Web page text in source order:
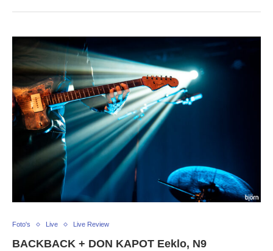
Foto's Live Live Review
BACKBACK + DON KAPOT Eeklo, N9